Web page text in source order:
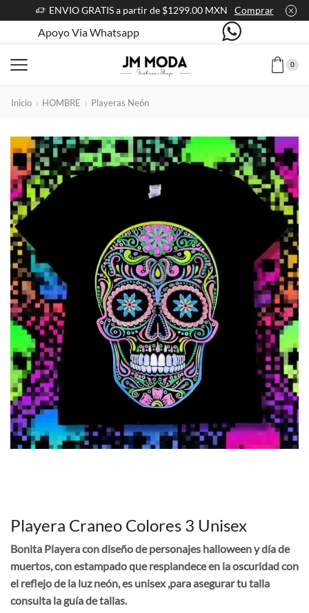
ENVIO GRATIS a partir de $1299.00 MXN Comprar
Apoyo Via Whatsapp
0
Inicio HOMBRE Playeras Neón
Playera Craneo Colores 3 Unisex
Bonita Playera con diseño de personajes halloween y día de
muertos, con estampado que resplandece en la oscuridad con
el reflejo de la luz neón, es unisex ,para asegurar tu talla
consulta la guía de tallas.